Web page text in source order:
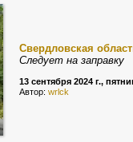
Свердловская
Следует на заправку
13 сентября 2024 г.,
Автор: wrlck